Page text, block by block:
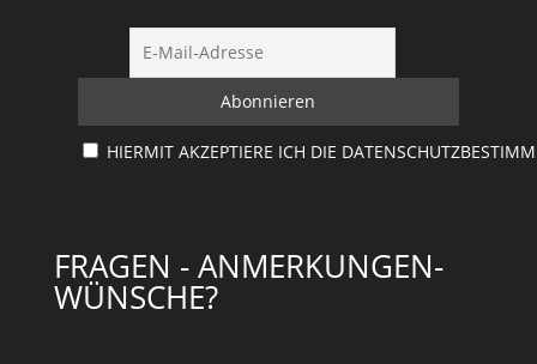
HIERMIT AKZEPTIERE ICH DIE
FRAGEN - ANMERKUNGEN-
WÜNSCHE?